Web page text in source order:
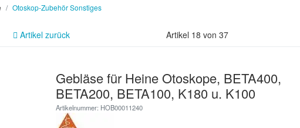
Otoskop-Zubehör Sonstiges
Artikel zurück Artikel 18 von 37
Gebläse für Heine Otoskope, BETA400,
BETA200, BETA100, K180 u. K100
Artikelnummer: HOB00011240